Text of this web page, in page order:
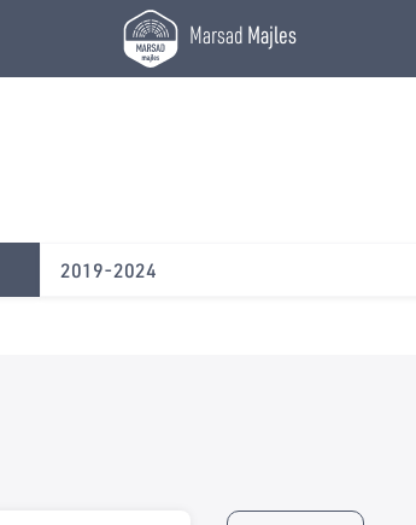
MarsadMajles
2019-2024